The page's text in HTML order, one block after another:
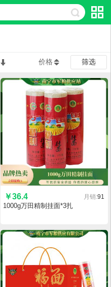
价格 筛选
1000g万田精制挂面*3扎
￥36.4 月销:91